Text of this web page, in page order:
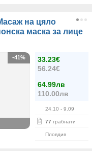
на цяло
маска за лице
33.23€
56.24€
64.99лв
110.00лв
24.10 - 9.09
77 грабнати
Пловдив
-41%